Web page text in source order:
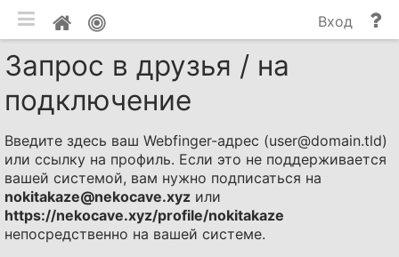
Мой
профиль
и
Вход
Запрос в друзья / на
подключение
Введите здесь ваш Webfinger-адрес (user@domain.tld)
или ссылку на профиль. Если это не поддерживается
вашей системой, вам нужно подписаться на
nokitakaze@nekocave.xyz или
https://nekocave.xyz/profile/nokitakaze
непосредственно на вашей системе.
мобильная версия